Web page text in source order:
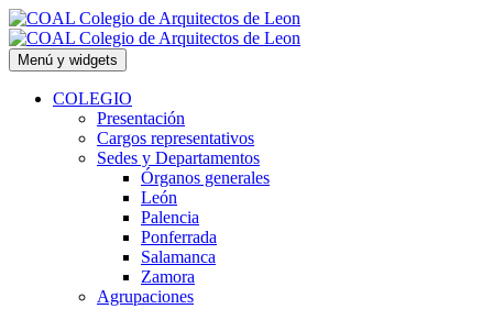
Saltar
al
contenido
Menú y widgets
COLEGIO
Presentación
Cargos representativos
Sedes y Departamentos
Órganos generales
León
Palencia
Ponferrada
Salamanca
Zamora
Agrupaciones